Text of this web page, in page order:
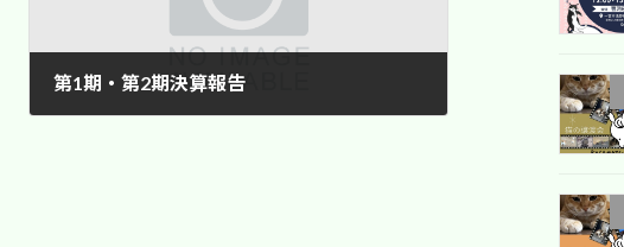
第1期・第2期決算報告